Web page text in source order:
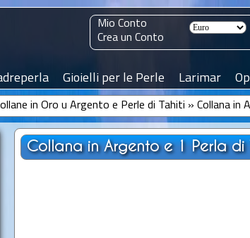
Mio Conto
Crea un Conto
Gioielli per le Perle Larimar
in Oro u Argento e Perle di Tahiti » Collana in
Collana in Argento e 1 Perla di